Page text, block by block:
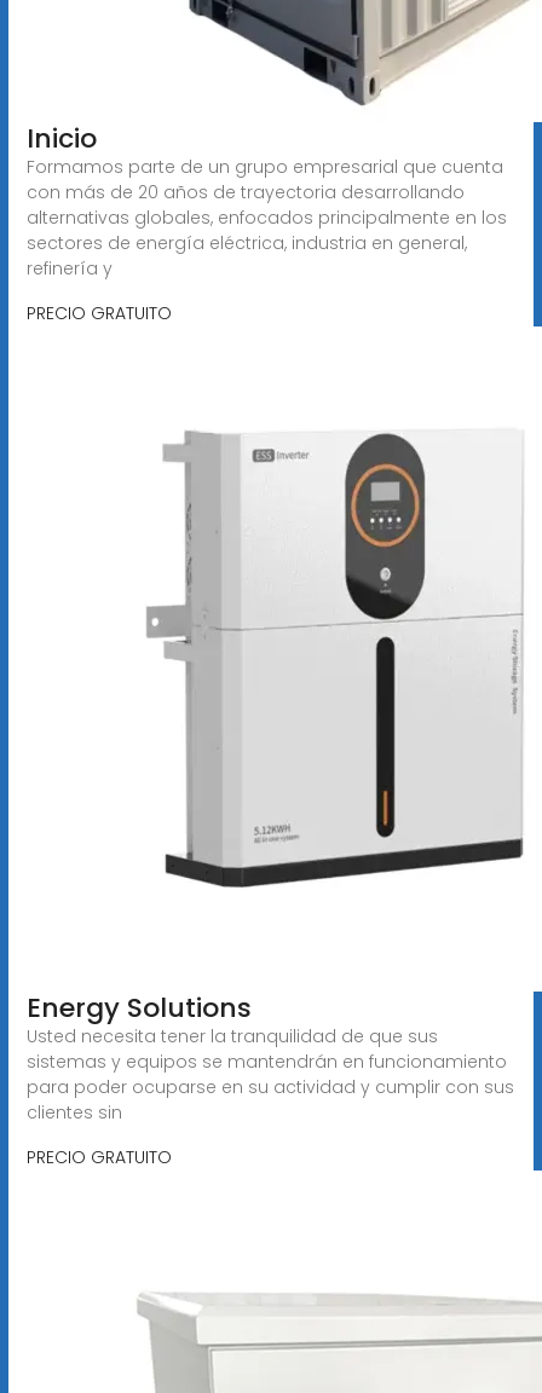
Inicio
Formamos parte de un grupo empresarial que cuenta
con más de 20 años de trayectoria desarrollando
alternativas globales, enfocados principalmente en los
sectores de energía eléctrica, industria en general,
refinería y
PRECIO GRATUITO
Energy Solutions
Usted necesita tener la tranquilidad de que sus
sistemas y equipos se mantendrán en funcionamiento
para poder ocuparse en su actividad y cumplir con sus
clientes sin
PRECIO GRATUITO